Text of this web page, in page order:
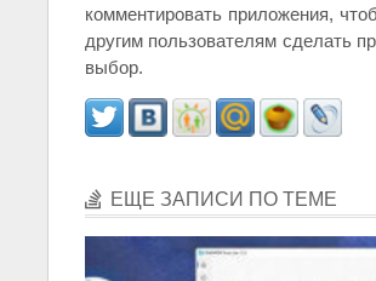
комментировать приложения,
другим пользователям сделать
выбор.
ЕЩЕ ЗАПИСИ ПО ТЕМЕ